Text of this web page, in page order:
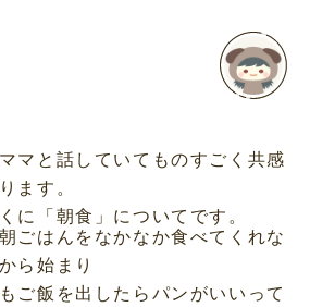
マと話していてものすごく共感
ます。
に「朝食」についてです。
ごはんをなかなか食べてくれな
ら始まり
ご飯を出したらパンがいいって